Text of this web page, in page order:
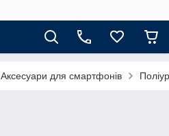
Аксесуари для смартфонів